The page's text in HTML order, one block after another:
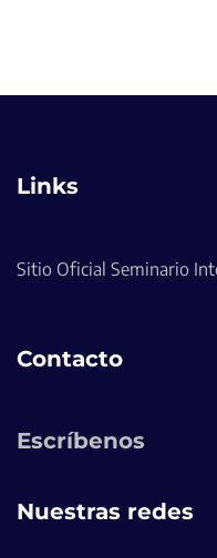
Links
Sitio Oficial Seminario
Contacto
Escríbenos
Nuestras redes